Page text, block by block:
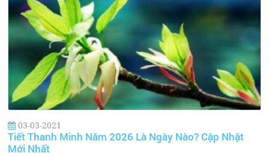
03-03-2021
Tiết Thanh Minh Năm 2026 Là Ngày Nào? Cập Nhật
Mới Nhất